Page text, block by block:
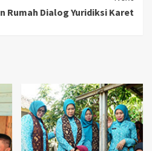
Rumah Dialog Yuridiksi Karet